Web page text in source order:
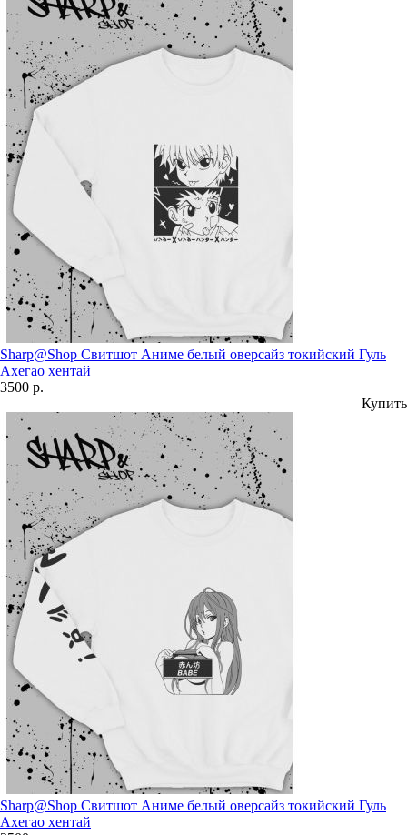
Sharp@Shop Свитшот Аниме белый оверсайз токийский Гуль
Ахегао хентай
3500 р.
Купить
Sharp@Shop Свитшот Аниме белый оверсайз токийский Гуль
Ахегао хентай